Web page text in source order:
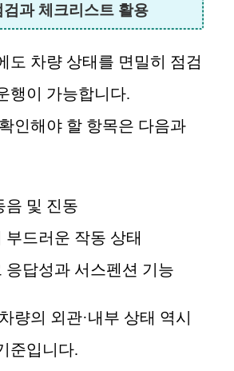
과 체크리스트 활용
도 차량 상태를 면밀히 점검
행이 가능합니다.
인해야 할 항목은 다음과
음 및 진동
부드러운 작동 상태
응답성과 서스펜션 기능
량의 외관·내부 상태 역시
준입니다.